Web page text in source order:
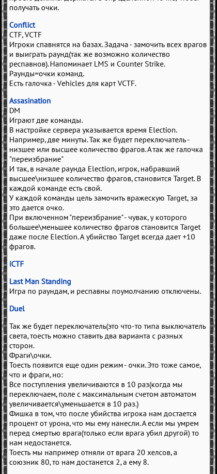
получать очки.
Conflict
CTF, VCTF
Игроки спавнятся на базах. Задача - замочить всех врагов
и выиграть раунд(так же возможно количество
респавнов). Напоминает LMS и Counter Strike.
Раунды=очки команд.
Есть галочка - Vehicles для карт VCTF.
Assasination
DM
Играют две команды.
В настройке сервера указывается время Election.
Например, две минуты. Так же будет переключатель -
низшее или высшее количество фрагов. А так же галочка
"переизбрание"
И так, в начале раунда Election, игрок, набравший
высшее\низшее количество фрагов, становится Target. В
каждой команде есть свой.
У каждой команды цель замочить вражескую Target, за
это дается очко.
При включенном "переизбрание" - чувак, у которого
большее\меньшее количество фрагов становится Target
даже после Election. А убийство Target всегда дает +10
фрагов.
iCTF
Last Man Standing
Игра по раундам, и респавны поумолчанию отключены.
Duel
Так же будет переключатель(это что-то типа выключатель
света, тоесть можно ставить два варианта с разных
сторон.
Фраги\очки.
Тоесть появится еще один режим - очки. Это тоже самое,
что и фраги, но:
Все поступления увеличиваются в 10 раз(когда мы
переключаем, поле с максимальным счетом автоматом
увеличивается\уменьшается в 10 раз.)
Фишка в том, что после убийства игрока нам достается
процент от урона, что мы ему нанесли. А если мы умрем
перед смертью врага(только если врага убил другой) то
нам недостанется.
Тоесть мы например отняли от врага 20 хелсов, а
союзник 80, то нам достанется 2, а ему 8.